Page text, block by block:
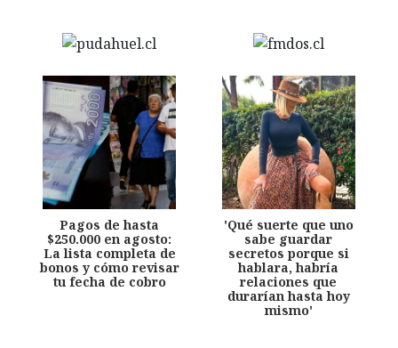
Pagos de hasta
$250.000 en agosto:
La lista completa de
bonos y cómo revisar
tu fecha de cobro
'Qué suerte que uno
sabe guardar
secretos porque si
hablara, habría
relaciones que
durarían hasta hoy
mismo'